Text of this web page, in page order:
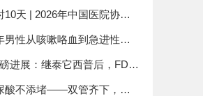
谢三大慢病领域用药保障全
10天 | 2026年中国医院协会
会年会暨第18届血液净化大
男性从咳嗽咯血到急进性肾
结核竟暗藏凶险！一例MPO-
管炎诊疗复盘
进展：继泰它西普后，FDA
双靶点药物阿塞西普获批上
酸不添堵——双管齐下，才